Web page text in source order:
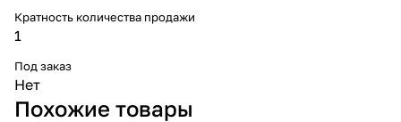
Кратность количества продажи
1
Под заказ
Нет
Похожие товары